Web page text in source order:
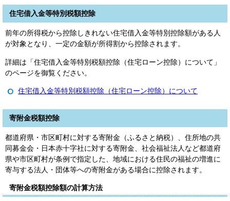
住宅借入金等特別税額控除
前年の所得税から控除しきれない住宅借入金等特別控除額がある人
が対象となり、一定の金額が所得割から控除されます。
詳細は「住宅借入金等特別税額控除（住宅ローン控除）について」
のページを御覧ください。
住宅借入金等特別税額控除（住宅ローン控除）について
寄附金税額控除
都道府県・市区町村に対する寄附金（ふるさと納税）、住所地の共
同募金会・日本赤十字社に対する寄附金、社会福祉法人など都道府
県や市区町村が条例で指定した、地域における住民の福祉の増進に
寄与する法人・団体等への寄附金がある場合に控除されます。
寄附金税額控除額の計算方法